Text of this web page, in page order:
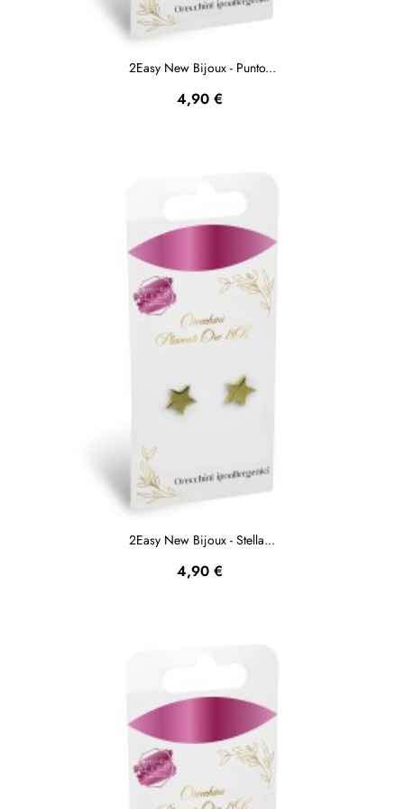
2Easy New Bijoux - Punto...
Prezzo
4,90 €
2Easy New Bijoux - Stella...
Prezzo
4,90 €